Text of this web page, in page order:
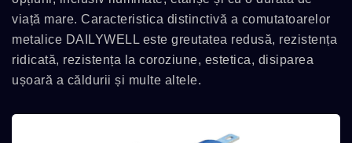
viață mare. Caracteristica distinctivă a comutatoarelor
metalice DAILYWELL este greutatea redusă, rezistența
ridicată, rezistența la coroziune, estetica, disiparea
ușoară a căldurii și multe altele.